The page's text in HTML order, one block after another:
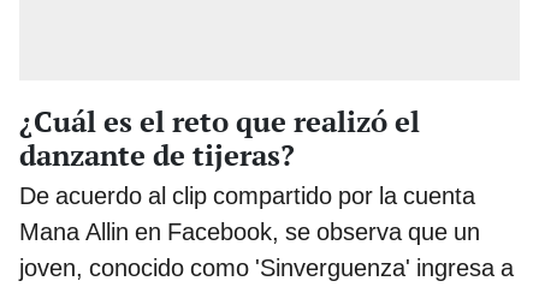
¿Cuál es el reto que realizó el
danzante de tijeras?
De acuerdo al clip compartido por la cuenta
Mana Allin en Facebook, se observa que un
joven, conocido como 'Sinverguenza' ingresa a